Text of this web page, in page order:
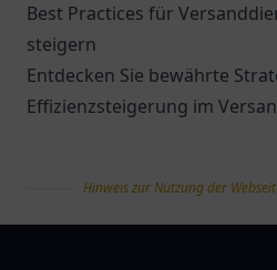
Best Practices für
steigern
Entdecken Sie bewährte
Effizienzsteigerung im
Hinweis zur Nutzung der